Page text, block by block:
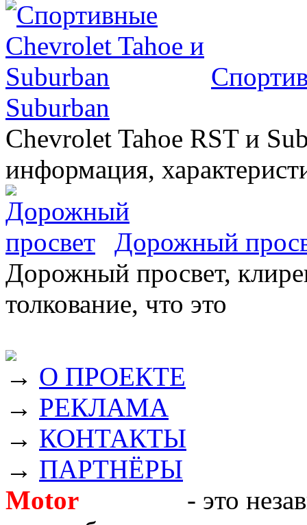
Suburban
Chevrolet Tahoe RST и
информация,
Дорожный
Дорожный просвет,
толкование, что это
→ О ПРОЕКТЕ
→ РЕКЛАМА
→ КОНТАКТЫ
→ ПАРТНЁРЫ
Motor
- это